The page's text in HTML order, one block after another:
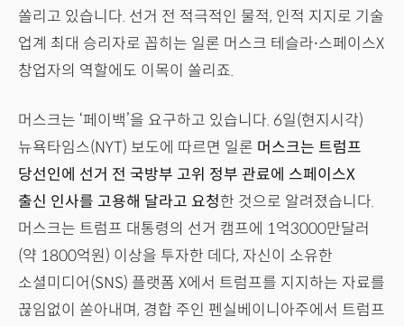
쏠리고 있습니다. 선거 전 적극적인 물적, 인적 지지로 기술
업계 최대 승리자로 꼽히는 일론 머스크 테슬라∙스페이스X
창업자의 역할에도 이목이 쏠리죠.
머스크는 ‘페이백’을 요구하고 있습니다. 6일(현지시각)
뉴욕타임스(NYT) 보도에 따르면 일론 머스크는 트럼프
당선인에 선거 전 국방부 고위 정부 관료에 스페이스X
출신 인사를 고용해 달라고 요청한 것으로 알려졌습니다.
머스크는 트럼프 대통령의 선거 캠프에 1억3000만달러
(약 1800억원) 이상을 투자한 데다, 자신이 소유한
소셜미디어(SNS) 플랫폼 X에서 트럼프를 지지하는 자료를
끊임없이 쏟아내며, 경합 주인 펜실베이니아주에서 트럼프